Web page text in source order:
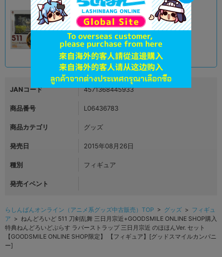
状態 :
オンライン
品切状態 2,591円 税込
JANコード 4571368445933
商品番号 L06436783
商品カテゴリ グッズ
発売日 2015年08月26日
種別 フィギュア
発売イベント
らしんばんオンライン（アニメ系グッズ中古販売）TOP > グッズ > フィギュ
ア > ねんどろいど 511 刀剣乱舞 三日月宗近+GOODSMILE ONLINE SHOP購入
特典ねんどろいどぷらす ラバーストラップ 三日月宗近 のほほんVer. セット
【GOODSMILE ONLINE SHOP限定】 【フィギュア】[グッドスマイルカンパニ
ー]